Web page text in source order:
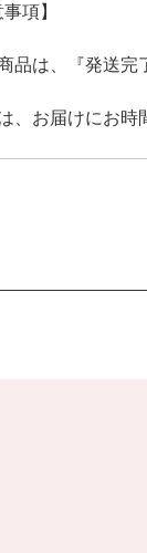
項】
品は、『発送完
、お届けにお時